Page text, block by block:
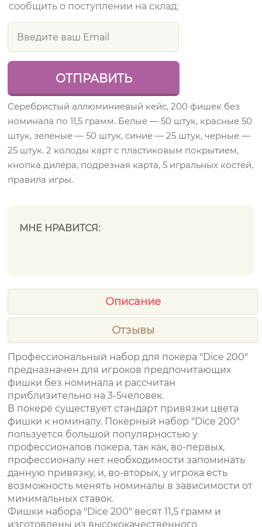
сообщить о поступлении на склад:
Серебристый аллюминиевый кейс, 200 фишек без
номинала по 11,5 грамм. Белые — 50 штук, красные 50
штук, зеленые — 50 штук, синие — 25 штук, черные —
25 штук. 2 колоды карт с пластиковым покрытием,
кнопка дилера, подрезная карта, 5 игральных костей,
правила игры.
МНЕ НРАВИТСЯ:
Описание
Отзывы
Профессиональный набор для покера "Dice 200"
предназначен для игроков предпочитающих
фишки без номинала и рассчитан
приблизительно на 3-5человек.
В покере существует стандарт привязки цвета
фишки к номиналу. Покерный набор "Dice 200"
пользуется большой популярностью у
профессионалов покера, так как, во-первых,
профессионалу нет необходимости запоминать
данную привязку, и, во-вторых, у игрока есть
возможность менять номиналы в зависимости от
минимальных ставок.
Фишки набора "Dice 200" весят 11,5 грамм и
изготовлены из высококачественного